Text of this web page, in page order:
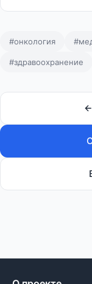
#онкология
#здравоохранение